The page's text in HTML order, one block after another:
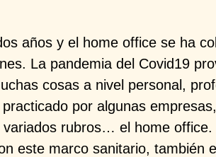
años y el home office se ha
La pandemia del Covid19
cosas a nivel personal,
por algunas
rubros… el home office.
este marco sanitario, también